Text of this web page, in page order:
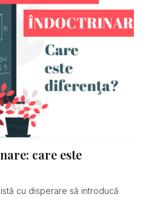
care este
cu disperare să introducă